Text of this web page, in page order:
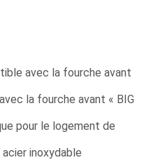
avec la fourche avant
la fourche avant « BIG
pour le logement de
inoxydable